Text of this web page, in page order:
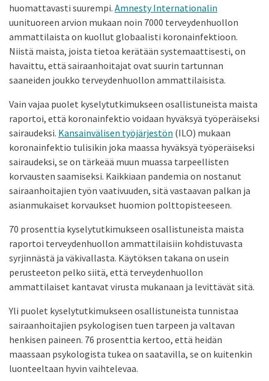
huomattavasti suurempi. Amnesty Internationalin
uunituoreen arvion mukaan noin 7000 terveydenhuollon
ammattilaista on kuollut globaalisti koronainfektioon.
Niistä maista, joista tietoa kerätään systemaattisesti, on
havaittu, että sairaanhoitajat ovat suurin tartunnan
saaneiden joukko terveydenhuollon ammattilaisista.
Vain vajaa puolet kyselytutkimukseen osallistuneista maista
raportoi, että koronainfektio voidaan hyväksyä työperäiseksi
sairaudeksi. Kansainvälisen työjärjestön (ILO) mukaan
koronainfektio tulisikin joka maassa hyväksyä työperäiseksi
sairaudeksi, se on tärkeää muun muassa tarpeellisten
korvausten saamiseksi. Kaikkiaan pandemia on nostanut
sairaanhoitajien työn vaativuuden, sitä vastaavan palkan ja
asianmukaiset korvaukset huomion polttopisteeseen.
70 prosenttia kyselytutkimukseen osallistuneista maista
raportoi terveydenhuollon ammattilaisiin kohdistuvasta
syrjinnästä ja väkivallasta. Käytöksen takana on usein
perusteeton pelko siitä, että terveydenhuollon
ammattilaiset kantavat virusta mukanaan ja levittävät sitä.
Yli puolet kyselytutkimukseen osallistuneista tunnistaa
sairaanhoitajien psykologisen tuen tarpeen ja valtavan
henkisen paineen. 76 prosenttia kertoo, että heidän
maassaan psykologista tukea on saatavilla, se on kuitenkin
luonteeltaan hyvin vaihtelevaa.